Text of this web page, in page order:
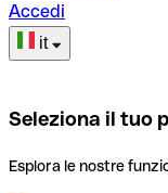
Accedi
it
Seleziona il tuo
Esplora le nostre